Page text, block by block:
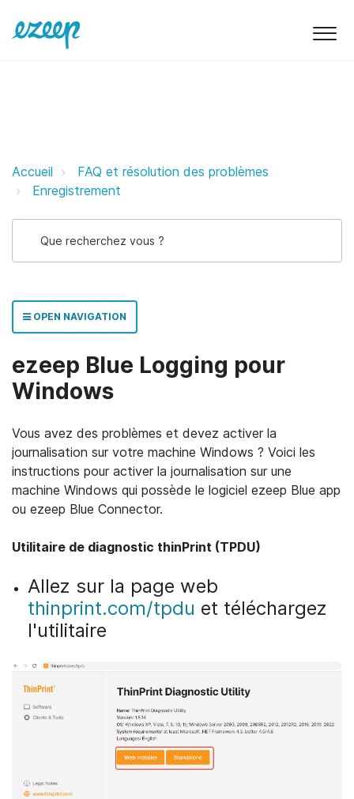
ezeep Blue Logging pour
Accueil
FAQ et résolution des problèmes
Enregistrement
OPEN NAVIGATION
ezeep Blue Logging pour
Windows
Vous avez des problèmes et devez activer la
journalisation sur votre machine Windows ? Voici les
instructions pour activer la journalisation sur une
machine Windows qui possède le logiciel ezeep Blue app
ou ezeep Blue Connector.
Utilitaire de diagnostic thinPrint (TPDU)
Allez sur la page web
thinprint.com/tpdu et téléchargez
l'utilitaire